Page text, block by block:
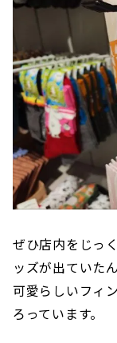
ぜひ店内をじっ
ッズが出ていた
可愛らしいフィ
ろっています。